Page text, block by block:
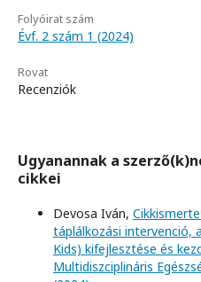
Folyóirat szám
Évf. 2 szám 1 (2024)
Rovat
Recenziók
Ugyanannak a
cikkei
Devosa Iván,
táplálkozási intervenció,
Kids) kifejlesztése és
Multidiszciplináris